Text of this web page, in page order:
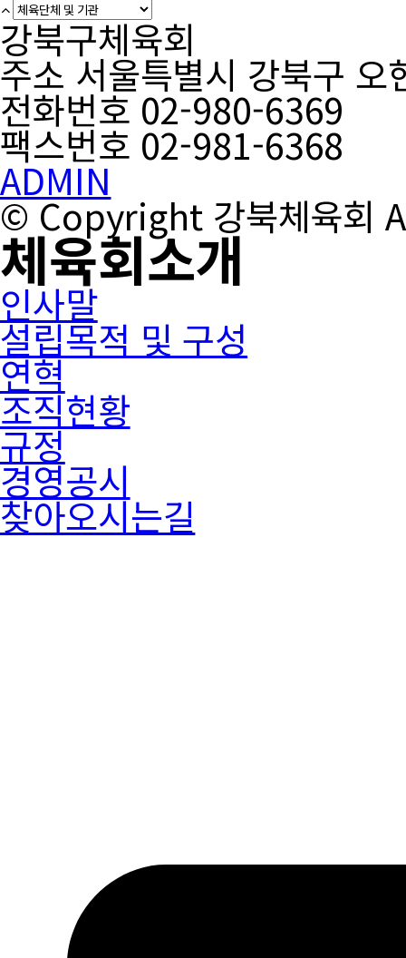
강북구체육회
주소 서울특별시 강북구
전화번호 02-980-6369
팩스번호 02-981-6368
ADMIN
© Copyright 강북체육회
체육회소개
인사말
설립목적 및 구성
연혁
조직현황
규정
경영공시
찾아오시는길